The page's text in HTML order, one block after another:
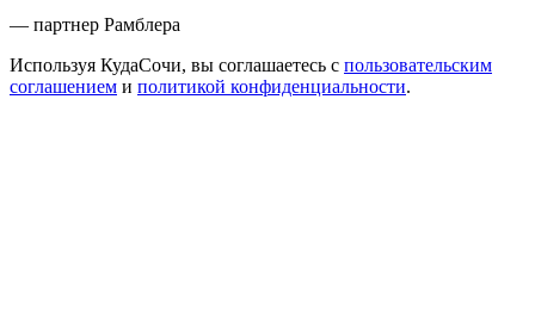
— партнер Рамблера
Используя КудаСочи, вы соглашаетесь с пользовательским
соглашением и политикой конфиденциальности.